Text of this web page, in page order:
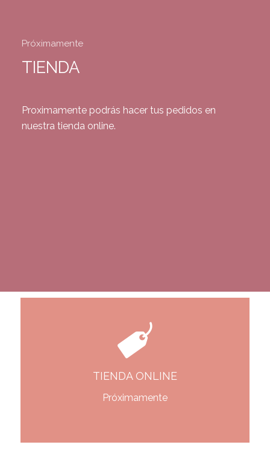
Próximamente
TIENDA
Proximamente podrás hacer tus pedidos en
nuestra tienda online.
TIENDA ONLINE
Próximamente